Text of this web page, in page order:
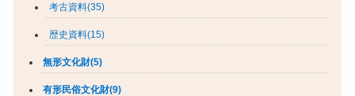
考古資料(35)
歴史資料(15)
無形文化財(5)
有形民俗文化財(9)